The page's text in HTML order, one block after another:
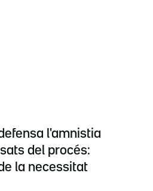
l'amnistia
del procés:
la necessitat